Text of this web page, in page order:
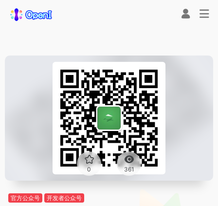
0 361
官方公众号 开发者公众号